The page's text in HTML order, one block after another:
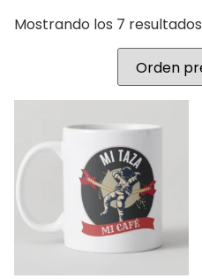
Mostrando los 7 resultados